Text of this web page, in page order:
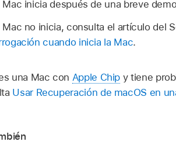
Mac inicia después de una breve
Mac no inicia, consulta el artículo del
cuando inicia la Mac.
una Mac con Apple Chip y tiene
Usar Recuperación de macOS en